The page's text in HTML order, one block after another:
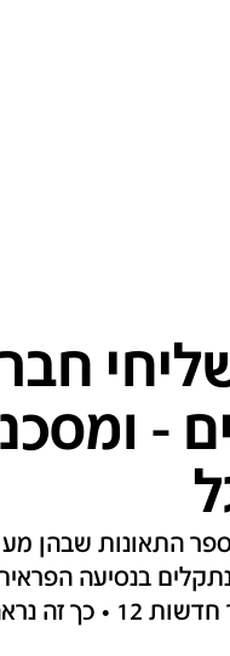
-
התאונות שבהן
נתקלים בנסיעה
בכבישים